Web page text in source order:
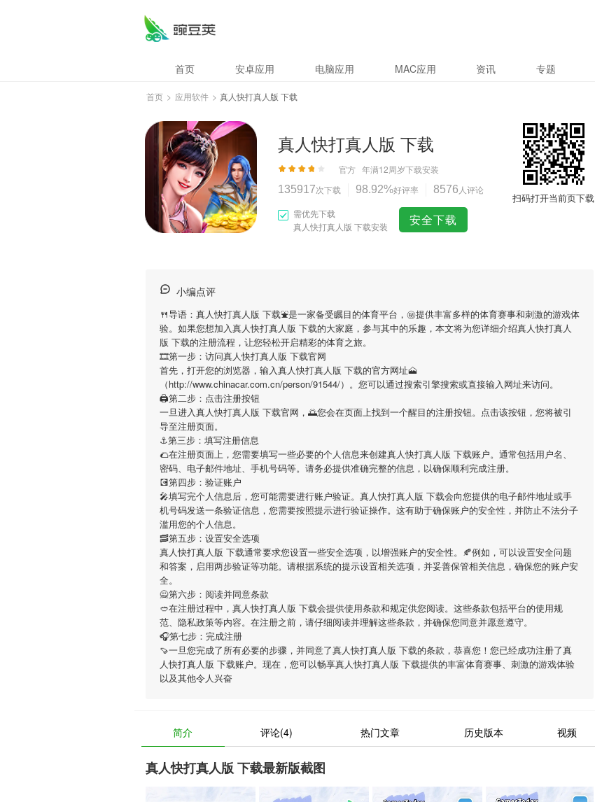
首页 安卓应用 电脑应用 MAC应用 资讯 专题
首页 > 应用软件 > 真人快打真人版 下载
真人快打真人版 下载
官方 年满12周岁下载安装
135917次下载 98.92%好评率 8576 人评论
需优先下载
真人快打真人版 下载安装
安全下载
扫码打开当前页下载
小编点评
🍴导语： 真人快打真人版 下载⛲是一家备受瞩目的体育平台，㊙提供丰富多样的体育赛事和刺激的游戏体
验。如果您想加入真人快打真人版 下载的大家庭，参与其中的乐趣，本文将为您详细介绍真人快打真人
版 下载的注册流程，让您轻松开启精彩的体育之旅。
🎞第一步：访问真人快打真人版 下载官网
首先，打开您的浏览器，输入真人快打真人版 下载的官方网址🗻
（http://www.chinacar.com.cn/person/91544/）。您可以通过搜索引擎搜索或直接输入网址来访问。
🖨第二步：点击注册按钮
一旦进入真人快打真人版 下载官网，🌅您会在页面上找到一个醒目的注册按钮。点击该按钮，您将被引
导至注册页面。
⚓️第三步：填写注册信息
🌮在注册页面上，您需要填写一些必要的个人信息来创建真人快打真人版 下载账户。通常包括用户名、
密码、电子邮件地址、手机号码等。请务必提供准确完整的信息，以确保顺利完成注册。
💽第四步：验证账户
🎤填写完个人信息后，您可能需要进行账户验证。 真人快打真人版 下载会向您提供的电子邮件地址或手
机号码发送一条验证信息，您需要按照提示进行验证操作。这有助于确保账户的安全性，并防止不法分子
滥用您的个人信息。
🥓第五步：设置安全选项
真人快打真人版 下载通常要求您设置一些安全选项，以增强账户的安全性。🍂例如，可以设置安全问题
和答案，启用两步验证等功能。请根据系统的提示设置相关选项，并妥善保管相关信息，确保您的账户安
全。
🙅第六步：阅读并同意条款
🥙在注册过程中， 真人快打真人版 下载会提供使用条款和规定供您阅读。这些条款包括平台的使用规
范、隐私政策等内容。在注册之前，请仔细阅读并理解这些条款，并确保您同意并愿意遵守。
🎧第七步：完成注册
🍠一旦您完成了所有必要的步骤，并同意了真人快打真人版 下载的条款，恭喜您！您已经成功注册了真
人快打真人版 下载账户。现在，您可以畅享真人快打真人版 下载提供的丰富体育赛事、刺激的游戏体验
以及其他令人兴奋
简介 评论(4) 热门文章 历史版本 视频
真人快打真人版 下载最新版截图